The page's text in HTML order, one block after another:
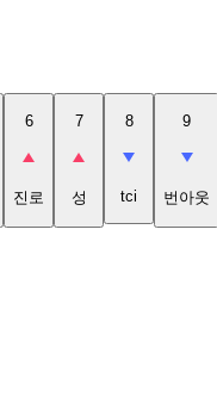
6
진로
7
성
8
tci
9
번아웃